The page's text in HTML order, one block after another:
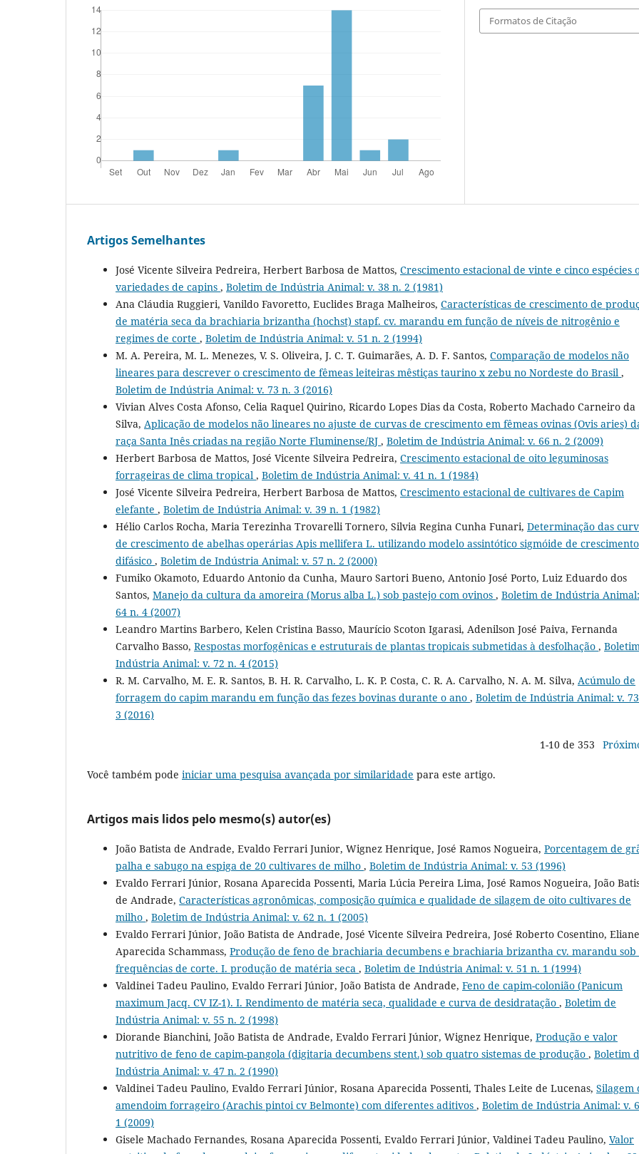
Formatos de Citação
Artigos Semelhantes
José Vicente Silveira Pedreira, Herbert Barbosa de Mattos, Crescimento estacional de vinte e cinco espécies
variedades de capins , Boletim de Indústria Animal: v. 38 n. 2 (1981)
Ana Cláudia Ruggieri, Vanildo Favoretto, Euclides Braga Malheiros, Características de crescimento de
de matéria seca da brachiaria brizantha (hochst) stapf. cv. marandu em função de níveis de nitrogênio e
regimes de corte , Boletim de Indústria Animal: v. 51 n. 2 (1994)
M. A. Pereira, M. L. Menezes, V. S. Oliveira, J. C. T. Guimarães, A. D. F. Santos, Comparação de modelos não
lineares para descrever o crescimento de fêmeas leiteiras mêstiças taurino x zebu no Nordeste do Brasil ,
Boletim de Indústria Animal: v. 73 n. 3 (2016)
Vivian Alves Costa Afonso, Celia Raquel Quirino, Ricardo Lopes Dias da Costa, Roberto Machado Carneiro da
Silva, Aplicação de modelos não lineares no ajuste de curvas de crescimento em fêmeas ovinas (Ovis aries)
raça Santa Inês criadas na região Norte Fluminense/RJ , Boletim de Indústria Animal: v. 66 n. 2 (2009)
Herbert Barbosa de Mattos, José Vicente Silveira Pedreira, Crescimento estacional de oito leguminosas
forrageiras de clima tropical , Boletim de Indústria Animal: v. 41 n. 1 (1984)
José Vicente Silveira Pedreira, Herbert Barbosa de Mattos, Crescimento estacional de cultivares de Capim
elefante , Boletim de Indústria Animal: v. 39 n. 1 (1982)
Hélio Carlos Rocha, Maria Terezinha Trovarelli Tornero, Silvia Regina Cunha Funari, Determinação das
de crescimento de abelhas operárias Apis mellifera L. utilizando modelo assintótico sigmóide de crescimento
difásico , Boletim de Indústria Animal: v. 57 n. 2 (2000)
Fumiko Okamoto, Eduardo Antonio da Cunha, Mauro Sartori Bueno, Antonio José Porto, Luiz Eduardo dos
Santos, Manejo da cultura da amoreira (Morus alba L.) sob pastejo com ovinos , Boletim de Indústria
64 n. 4 (2007)
Leandro Martins Barbero, Kelen Cristina Basso, Maurício Scoton Igarasi, Adenilson José Paiva, Fernanda
Carvalho Basso, Respostas morfogênicas e estruturais de plantas tropicais submetidas à desfolhação ,
Indústria Animal: v. 72 n. 4 (2015)
R. M. Carvalho, M. E. R. Santos, B. H. R. Carvalho, L. K. P. Costa, C. R. A. Carvalho, N. A. M. Silva, Acúmulo de
forragem do capim marandu em função das fezes bovinas durante o ano , Boletim de Indústria Animal: v.
3 (2016)
1-10 de 353
Você também pode iniciar uma pesquisa avançada por similaridade para este artigo.
Artigos mais lidos pelo mesmo(s) autor(es)
João Batista de Andrade, Evaldo Ferrari Junior, Wignez Henrique, José Ramos Nogueira, Porcentagem de
palha e sabugo na espiga de 20 cultivares de milho , Boletim de Indústria Animal: v. 53 (1996)
Evaldo Ferrari Júnior, Rosana Aparecida Possenti, Maria Lúcia Pereira Lima, José Ramos Nogueira, João
de Andrade, Características agronômicas, composição química e qualidade de silagem de oito cultivares de
milho , Boletim de Indústria Animal: v. 62 n. 1 (2005)
Evaldo Ferrari Júnior, João Batista de Andrade, José Vicente Silveira Pedreira, José Roberto Cosentino, Eliane
Aparecida Schammass, Produção de feno de brachiaria decumbens e brachiaria brizantha cv. marandu sob
frequências de corte. I. produção de matéria seca , Boletim de Indústria Animal: v. 51 n. 1 (1994)
Valdinei Tadeu Paulino, Evaldo Ferrari Júnior, João Batista de Andrade, Feno de capim-colonião (Panicum
maximum Jacq. CV IZ-1). I. Rendimento de matéria seca, qualidade e curva de desidratação , Boletim de
Indústria Animal: v. 55 n. 2 (1998)
Diorande Bianchini, João Batista de Andrade, Evaldo Ferrari Júnior, Wignez Henrique, Produção e valor
nutritivo de feno de capim-pangola (digitaria decumbens stent.) sob quatro sistemas de produção , Boletim
Indústria Animal: v. 47 n. 2 (1990)
Valdinei Tadeu Paulino, Evaldo Ferrari Júnior, Rosana Aparecida Possenti, Thales Leite de Lucenas, Silagem
amendoim forrageiro (Arachis pintoi cv Belmonte) com diferentes aditivos , Boletim de Indústria Animal: v.
1 (2009)
Gisele Machado Fernandes, Rosana Aparecida Possenti, Evaldo Ferrari Júnior, Valdinei Tadeu Paulino, Valor